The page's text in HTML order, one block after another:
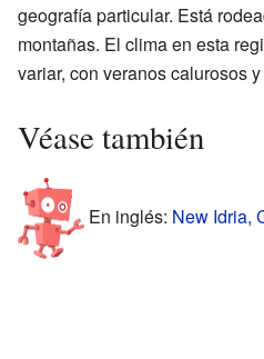
geografía particular. Está
montañas. El clima en esta
variar, con veranos calurosos
Véase también
En inglés: New Idria,